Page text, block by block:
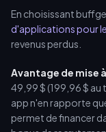
En choisissant
d'applications pour
revenus perdus.
Avantage de mise
49,99 $ (199,96 $
app n'en rapporte
permet de financer